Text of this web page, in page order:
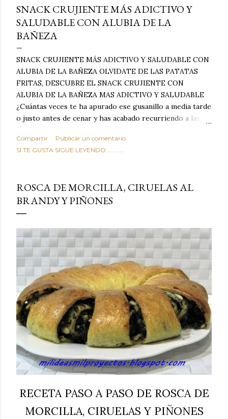
SNACK CRUJIENTE MÁS ADICTIVO Y
SALUDABLE CON ALUBIA DE LA
BAÑEZA
SNACK CRUJIENTE MÁS ADICTIVO Y SALUDABLE CON
ALUBIA DE LA BAÑEZA OLVIDATE DE LAS PATATAS
FRITAS, DESCUBRE EL SNACK CRUJIENTE CON
ALUBIA DE LA BAÑEZA MAS ADICTIVO Y SALUDABLE
¿Cuántas veces te ha apurado ese gusanillo a media tarde
o justo antes de cenar y has acabado recurriendo a las
típicas patatas de bolsa, frutos secos fritos o snacks
ultraprocesados llenos de grasas saturadas y sodio?
Todos hemos estado ahí. Sin embargo, cuidarse no tiene
satisface. Estas alubias crujientes al horno van a cambiar
por completo tu forma de ver las legumbres. Olvídate de
asociar las alubias únicamente a los guisos tradicionales y
revolucionaria, transformaremos un ingrediente tan
humilde como la alubia de La Bañeza en un snack ligero,
dorado, cargado de proteína y 100% natural. Es el
sustituto perfecto a los frutos se...
Compartir
Publicar un comentario
SI TE GUSTA SIGUE LEYENDO............
ROSCA DE MORCILLA, CIRUELAS AL
BRANDY Y PIÑONES
RECETA PASO A PASO DE ROSCA DE
MORCILLA, CIRUELAS Y PIÑONES